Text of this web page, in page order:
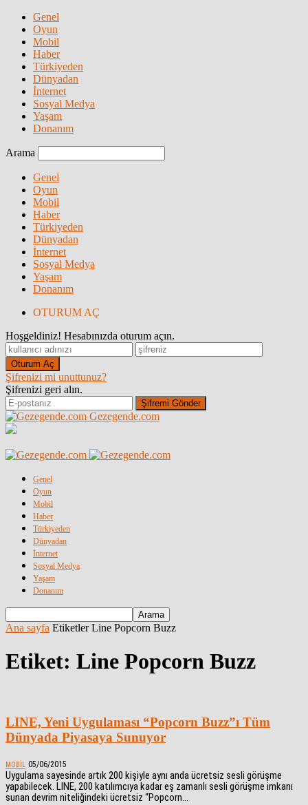
Genel
Oyun
Mobil
Haber
Türkiyeden
Dünyadan
İnternet
Sosyal Medya
Yaşam
Donanım
Arama
Genel
Oyun
Mobil
Haber
Türkiyeden
Dünyadan
İnternet
Sosyal Medya
Yaşam
Donanım
OTURUM AÇ
Hoşgeldiniz! Hesabınızda oturum açın.
Şifrenizi mi unuttunuz?
Şifrenizi geri alın.
Gezegende.com
Genel
Oyun
Mobil
Haber
Türkiyeden
Dünyadan
İnternet
Sosyal Medya
Yaşam
Donanım
Ana sayfa Etiketler Line Popcorn Buzz
Etiket: Line Popcorn Buzz
LINE, Yeni Uygulaması “Popcorn Buzz”ı Tüm
Dünyada Piyasaya Sunuyor
MOBIL 05/06/2015
Uygulama sayesinde artık 200 kişiyle aynı anda ücretsiz sesli görüşme
yapabilecek. LINE, 200 katılımcıya kadar eş zamanlı sesli görüşme imkanı
sunan devrim niteliğindeki ücretsiz “Popcorn...